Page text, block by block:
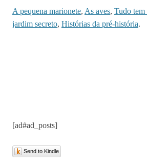
A pequena marionete, As aves, Tudo tem
jardim secreto, Histórias da pré-história.
[ad#ad_posts]
Send to Kindle